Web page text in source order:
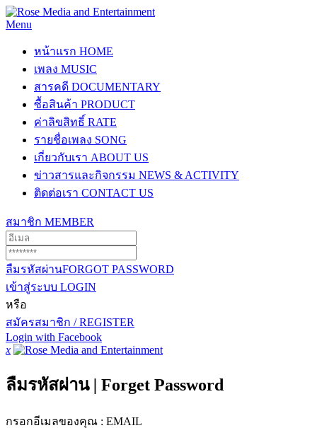
Menu
หน้าแรก HOME
เพลง MUSIC
สารคดี DOCUMENTARY
ซื้อสินค้า PRODUCT
ค่าลิขสิทธิ์ RATE
รายชื่อเพลง SONG
เกี่ยวกับเรา ABOUT US
ข่าวสารและกิจกรรม NEWS & ACTIVITY
ติดต่อเรา CONTACT US
สมาชิก MEMBER
ลืมรหัสผ่านFORGOT PASSWORD
เข้าสู่ระบบ LOGIN
หรือ
สมัครสมาชิก / REGISTER
Login with Facebook
x
ลืมรหัสผ่าน | Forget Password
กรอกอีเมลของคุณ : EMAIL